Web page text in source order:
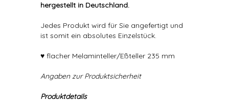
hergestellt in Deutschland.
Jedes Produkt wird für Sie angefertigt und
ist somit ein absolutes Einzelstück.
♥ flacher Melaminteller/Eßteller 235 mm
Angaben zur Produktsicherheit
Produktdetails